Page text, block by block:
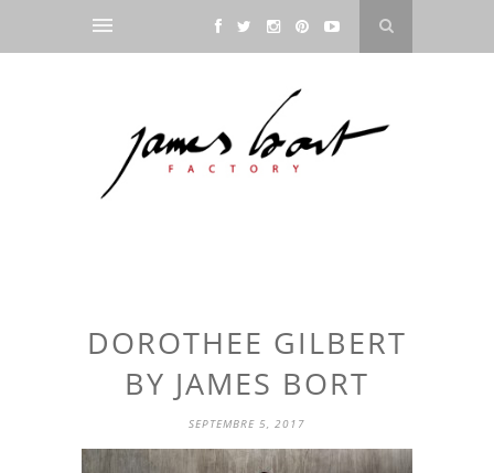
DOROTHEE GILBERT
BY JAMES BORT
SEPTEMBRE 5, 2017